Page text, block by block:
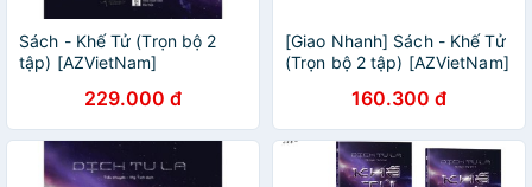
Sách - Khế Tử (Trọn bộ 2
tập) [AZVietNam]
229.000 đ
[Giao Nhanh] Sách - Khế Tử
(Trọn bộ 2 tập) [AZVietNam]
160.300 đ